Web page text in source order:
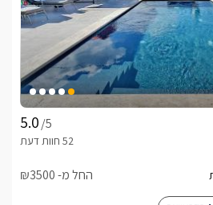
/5
החל מ- ₪3500